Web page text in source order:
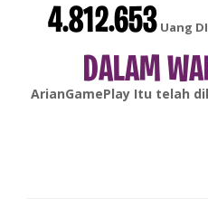
4.812.653 Uang
DALAM
gonsabellaItu telah